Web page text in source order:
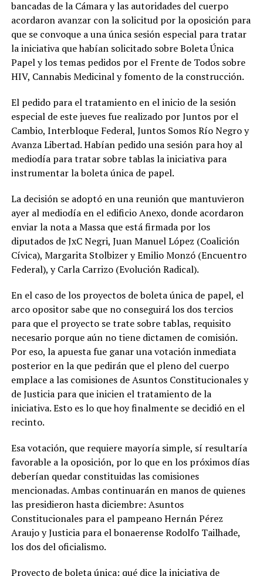
bancadas de la Cámara y las autoridades del cuerpo
acordaron avanzar con la solicitud por la oposición para
que se convoque a una única sesión especial para tratar
la iniciativa que habían solicitado sobre Boleta Única
Papel y los temas pedidos por el Frente de Todos sobre
HIV, Cannabis Medicinal y fomento de la construcción.
El pedido para el tratamiento en el inicio de la sesión
especial de este jueves fue realizado por Juntos por el
Cambio, Interbloque Federal, Juntos Somos Río Negro y
Avanza Libertad. Habían pedido una sesión para hoy al
mediodía para tratar sobre tablas la iniciativa para
instrumentar la boleta única de papel.
La decisión se adoptó en una reunión que mantuvieron
ayer al mediodía en el edificio Anexo, donde acordaron
enviar la nota a Massa que está firmada por los
diputados de JxC Negri, Juan Manuel López (Coalición
Cívica), Margarita Stolbizer y Emilio Monzó (Encuentro
Federal), y Carla Carrizo (Evolución Radical).
En el caso de los proyectos de boleta única de papel, el
arco opositor sabe que no conseguirá los dos tercios
para que el proyecto se trate sobre tablas, requisito
necesario porque aún no tiene dictamen de comisión.
Por eso, la apuesta fue ganar una votación inmediata
posterior en la que pedirán que el pleno del cuerpo
emplace a las comisiones de Asuntos Constitucionales y
de Justicia para que inicien el tratamiento de la
iniciativa. Esto es lo que hoy finalmente se decidió en el
recinto.
Esa votación, que requiere mayoría simple, sí resultaría
favorable a la oposición, por lo que en los próximos días
deberían quedar constituidas las comisiones
mencionadas. Ambas continuarán en manos de quienes
las presidieron hasta diciembre: Asuntos
Constitucionales para el pampeano Hernán Pérez
Araujo y Justicia para el bonaerense Rodolfo Tailhade,
los dos del oficialismo.
Proyecto de boleta única: qué dice la iniciativa de